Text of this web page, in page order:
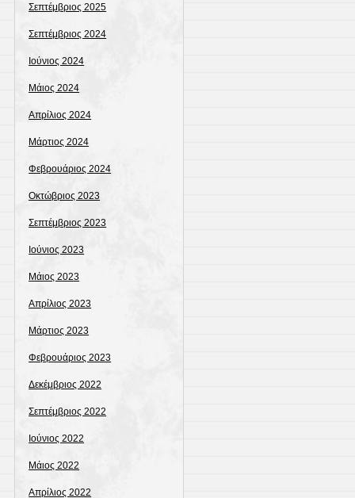
Σεπτέμβριος 2025
Σεπτέμβριος 2024
Ιούνιος 2024
Μάιος 2024
Απρίλιος 2024
Μάρτιος 2024
Φεβρουάριος 2024
Οκτώβριος 2023
Σεπτέμβριος 2023
Ιούνιος 2023
Μάιος 2023
Απρίλιος 2023
Μάρτιος 2023
Φεβρουάριος 2023
Δεκέμβριος 2022
Σεπτέμβριος 2022
Ιούνιος 2022
Μάιος 2022
Απρίλιος 2022